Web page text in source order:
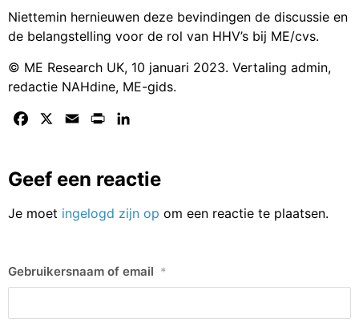
Niettemin hernieuwen deze bevindingen de discussie en
de belangstelling voor de rol van HHV’s bij ME/cvs.
© ME Research UK, 10 januari 2023. Vertaling admin,
redactie NAHdine, ME-gids.
Facebook Email Print
Geef een reactie
Je moet ingelogd zijn op om een reactie te plaatsen.
Gebruikersnaam of email *